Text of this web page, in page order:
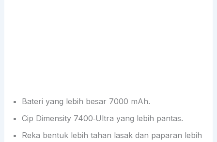
Bateri yang lebih besar 7000 mAh.
Cip Dimensity 7400‑Ultra yang lebih pantas.
Reka bentuk lebih tahan lasak dan paparan lebih